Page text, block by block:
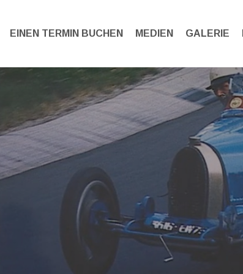
EINEN TERMIN BUCHEN MEDIEN GALERIE